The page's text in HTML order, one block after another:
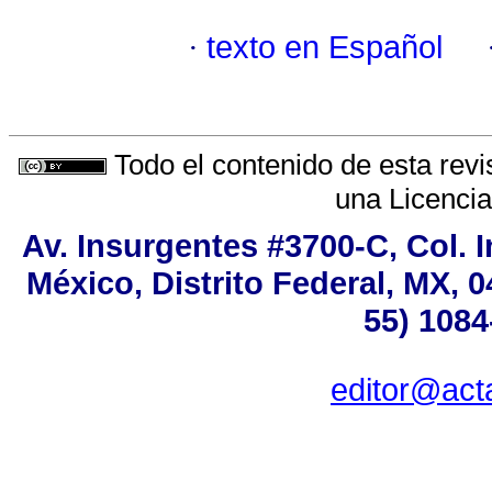
· texto en Español
Todo el contenido de esta
una
Av. Insurgentes #3700-C, Col.
México, Distrito Federal, MX,
55)